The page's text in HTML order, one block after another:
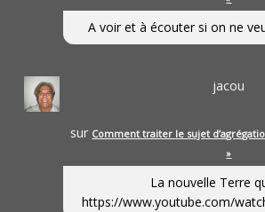
A voir et à écouter si on ne
jacou
sur Comment traiter le sujet
»
La nouvelle Terre
https://www.youtube.com/